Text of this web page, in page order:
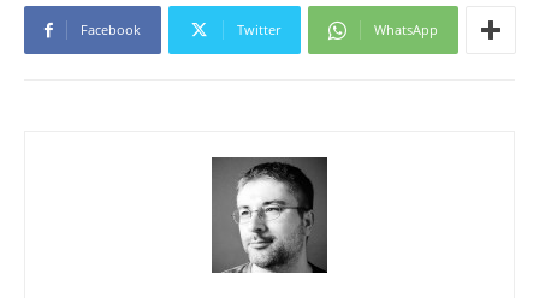
Facebook Twitter WhatsApp